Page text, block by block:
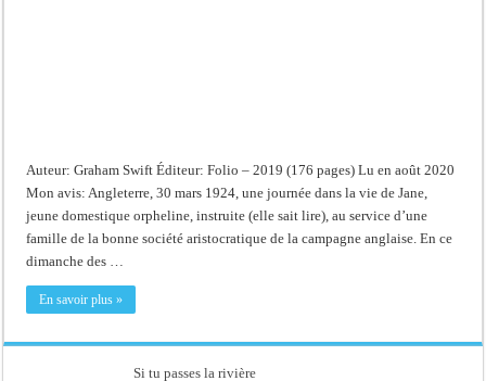
Auteur: Graham Swift Éditeur: Folio – 2019 (176 pages) Lu en août 2020
Mon avis: Angleterre, 30 mars 1924, une journée dans la vie de Jane,
jeune domestique orpheline, instruite (elle sait lire), au service d’une
famille de la bonne société aristocratique de la campagne anglaise. En ce
dimanche des …
En savoir plus »
Si tu passes la rivière